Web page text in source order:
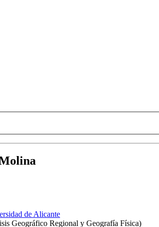
de Alicante
Geográfico Regional y Geografía Física)